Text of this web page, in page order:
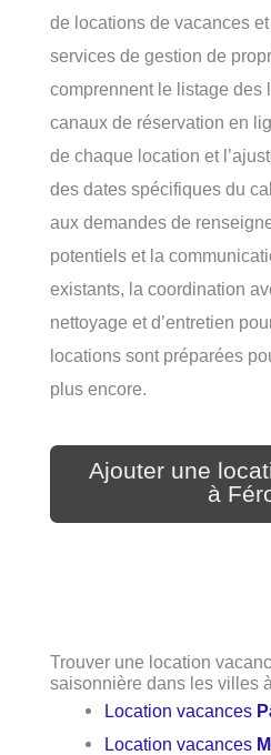
de locations de vacances
services de gestion de
comprennent le listage des
canaux de réservation en
de chaque location et
des dates spécifiques du
aux demandes de
potentiels et la
existants, la coordination
nettoyage et d’entretien
locations sont préparées
plus encore.
Ajouter une
à
Trouver une location
saisonnière dans les villes
Location vacances
Location vacances